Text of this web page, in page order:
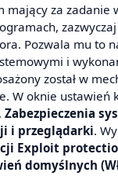
mający za zadanie
zazwyczaj
Pozwala mu to
i
został w
W oknie ustawień
, Zabezpieczenia
i przeglądarki.
Exploit
domyślnych